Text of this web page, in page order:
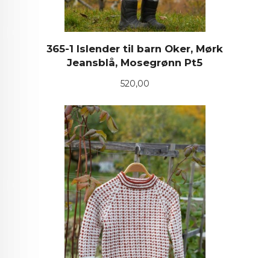
365-1 Islender til barn Oker, Mørk
Jeansblå, Mosegrønn Pt5
Pris
520,00